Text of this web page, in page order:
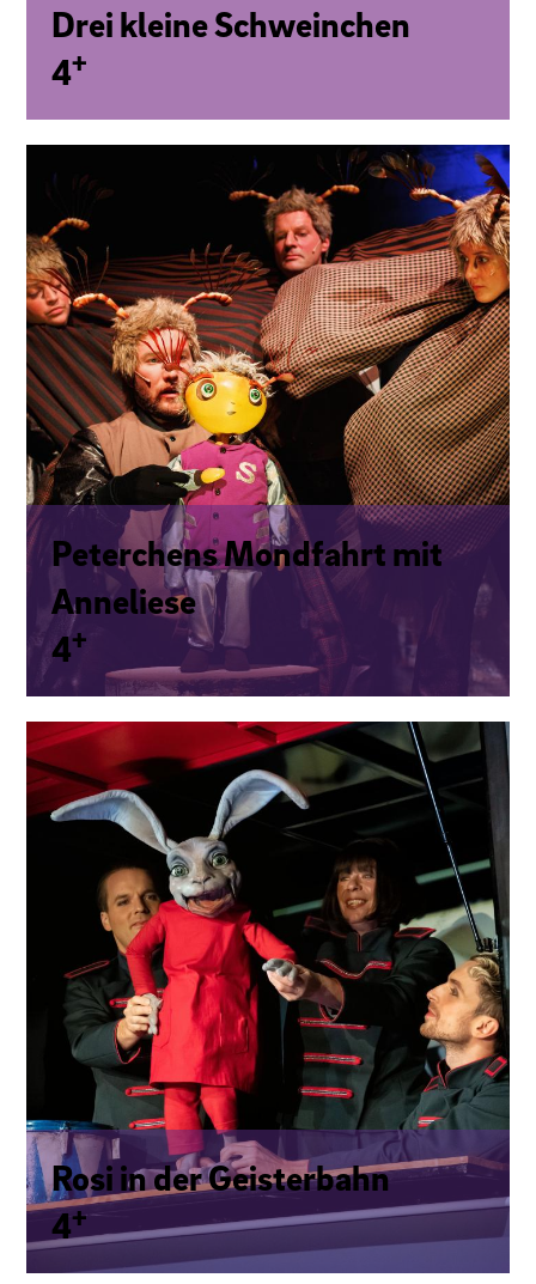
Drei kleine Schwein­chen
4+
Pe­ter­chens Mondfahrt mit
Anneliese
4+
Rosi in der Geis­ter­bahn
4+